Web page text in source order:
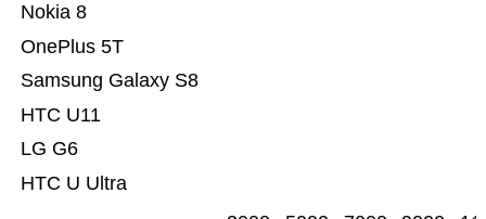
HTC U Ultra
LG G6
HTC U11
Samsung Galaxy S8
OnePlus 5T
Nokia 8